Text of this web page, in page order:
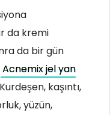
da kremi
da bir gün
Acnemix jel yan
kaşıntı,
yüzün,